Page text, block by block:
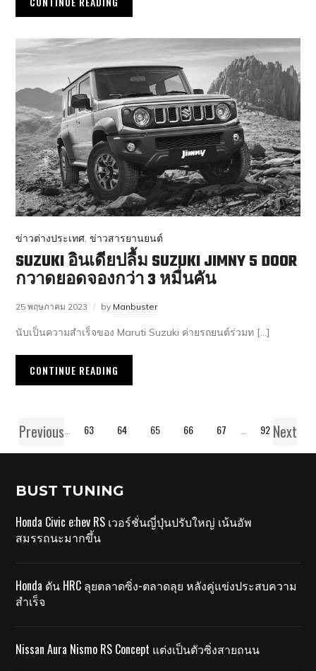
ข่าวต่างประเทศ,ข่าวสารยานยนต์
SUZUKI อินเดียปลื้ม SUZUKI JIMNY 5 DOOR
กวาดยอดจองกว่า 3 หมื่นคัน
25 พฤษภาคม 2023 by Manbuster
นับเป็นความสำเร็จของ Maruti Suzuki ค่ายรถยนต์ร่วมท […]
CONTINUE READING
Previous
1 63 64 65 66 67 92 Next
BUST TUNING
Honda Civic e:hev RS เวอร์ชั่นญี่ปุ่นปรับใหญ่ เน้นอัพ
สมรรถนะมากขึ้น
Honda ดัน HRC ลุยตลาดซิ่ง-ตลาดลุย หลังคู่แข่งประสบความ
สำเร็จ
Nissan Aura Nismo RS Concept แต่งเป็นตัวซิ่งสายถนน